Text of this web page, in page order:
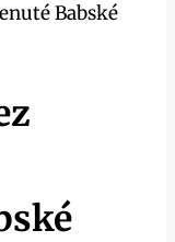
Babské